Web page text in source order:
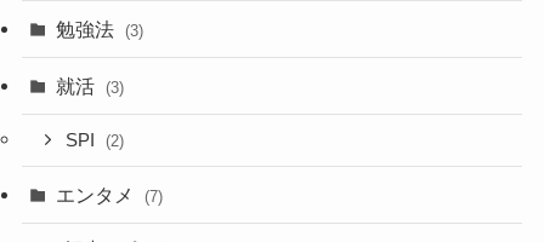
勉強法 (3)
就活 (3)
SPI (2)
エンタメ (7)